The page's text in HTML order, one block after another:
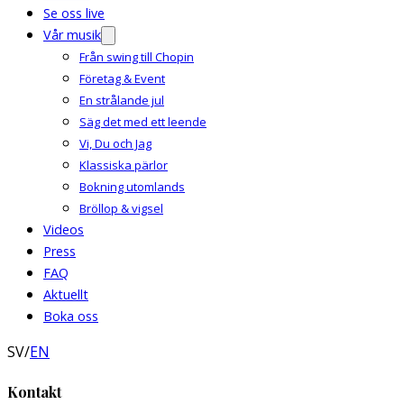
Se oss live
Vår musik
Från swing till Chopin
Företag & Event
En strålande jul
Säg det med ett leende
Vi, Du och Jag
Klassiska pärlor
Bokning utomlands
Bröllop & vigsel
Videos
Press
FAQ
Aktuellt
Boka oss
SV/EN
Kontakt